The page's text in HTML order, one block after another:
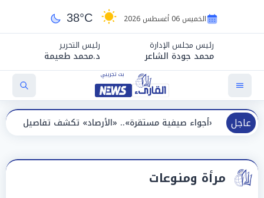
الخميس 06 أغسطس 2026 38°C
رئيس مجلس الإدارة
محمد جودة الشاعر
رئيس التحرير
د.محمد طعيمة
عاجلصيفية مستقرة».. «الأرصاد» تكشف تفاصيل درجات الحرارة الأيام
مرأة ومنوعات